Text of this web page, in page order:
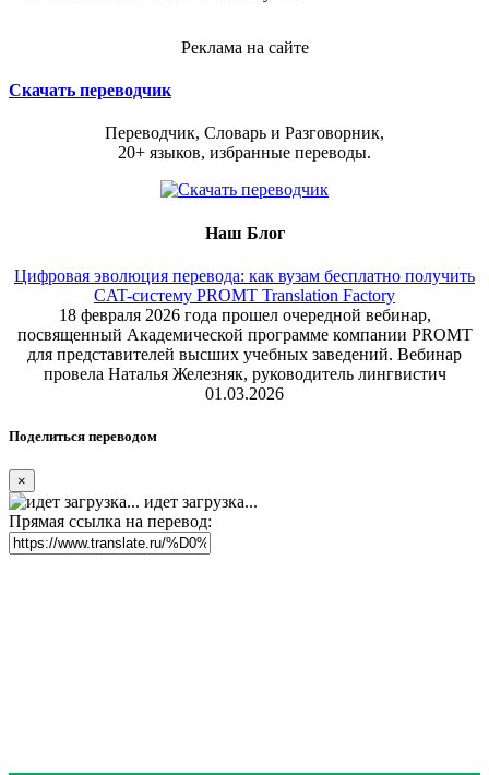
Реклама на сайте
Скачать переводчик
Переводчик, Словарь и Разговорник,
20+ языков, избранные переводы.
Наш Блог
Цифровая эволюция перевода: как вузам бесплатно получить
CAT-систему PROMT Translation Factory
18 февраля 2026 года прошел очередной вебинар,
посвященный Академической программе компании PROMT
для представителей высших учебных заведений. Вебинар
провела Наталья Железняк, руководитель лингвистич
01.03.2026
Поделиться переводом
×
идет загрузка...
Прямая ссылка на перевод: